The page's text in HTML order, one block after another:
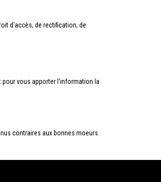
d'accès, de rectification, de
pour vous apporter l'information la
contraires aux bonnes moeurs.